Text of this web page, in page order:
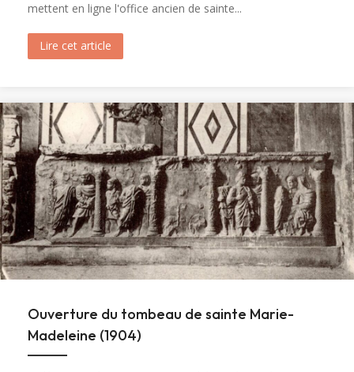
mettent en ligne l'office ancien de sainte...
Lire cet article
Ouverture du tombeau de sainte Marie-
Madeleine (1904)